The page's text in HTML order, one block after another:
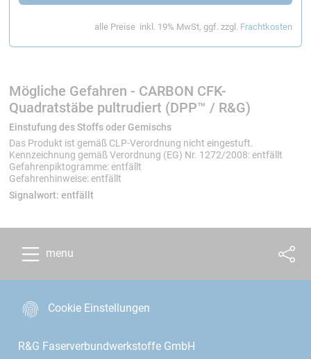
Anschließend gründlich vom Schleifstaub reinigen
Für Verklebungen eignen sich insbesondere:
Auswahlhinweis
Die jeweilige Qualitätsvariante erkennen Sie in der
Artikelbezeichnung am Zusatz:
„DPP™“ R&G ist offizieller Vertriebspartner der
alle Preise inkl. 19% MwSt, ggf. zzgl. Frachtkosten
Mögliche Gefahren - CARBON CFK-
Quadratstäbe pultrudiert (DPP™ / R&G)
Einstufung des Stoffs oder Gemischs
Das Produkt ist gemäß CLP-Verordnung nicht eingestuft.
Kennzeichnung gemäß Verordnung (EG) Nr. 1272/2008: entfällt
Gefahrenpiktogramme: entfällt
Gefahrenhinweise: entfällt
Signalwort: entfällt
menu
Cookie Einstellungen
R&G Faserverbundwerkstoffe GmbH